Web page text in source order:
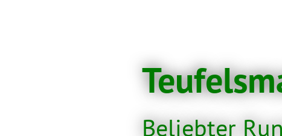
Beliebter